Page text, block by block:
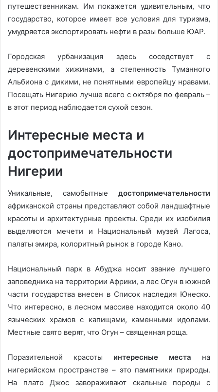
путешественникам. Им покажется удивительным, что
государство, которое имеет все условия для туризма,
умудряется экспортировать нефти в разы больше ЮАР.
Городская урбанизация здесь соседствует с
деревенскими хижинами, а степенность Туманного
Альбиона с дикими, не понятными европейцу нравами.
Посещать Нигерию лучше всего с октября по февраль –
в этот период наблюдается сухой сезон.
Интересные места и
достопримечательности
Нигерии
Уникальные, самобытные достопримечательности
африканской страны представляют собой ландшафтные
красоты и архитектурные проекты. Среди их изобилия
выделяются мечети и Национальный музей Лагоса,
палаты эмира, колоритный рынок в городе Кано.
Национальный парк в Абуджа носит звание лучшего
заповедника на территории Африки, а лес Огун в южной
части государства внесен в Список наследия Юнеско.
Что интересно, в лесном массиве находится около 40
языческих храмов с капищами, каменными идолами.
Местные свято верят, что Огун – священная роща.
Поразительной красоты интересные места на
нигерийском пространстве – это памятники природы.
На плато Джос завораживают скальные породы с